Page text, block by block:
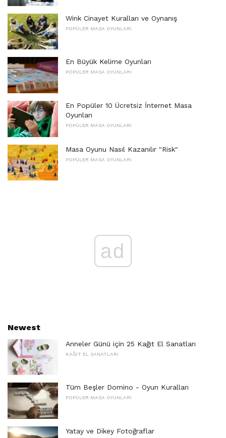
Wink Cinayet Kuralları ve Oynanış
POPÜLER MASA OYUNLARI
En Büyük Kelime Oyunları
POPÜLER MASA OYUNLARI
En Popüler 10 Ücretsiz İnternet Masa
Oyunları
POPÜLER MASA OYUNLARI
Masa Oyunu Nasıl Kazanılır "Risk"
POPÜLER MASA OYUNLARI
ad
Newest
Anneler Günü için 25 Kağıt El Sanatları
KAĞIT EL SANATLARI
Tüm Beşler Domino - Oyun Kuralları
POPÜLER MASA OYUNLARI
Yatay ve Dikey Fotoğraflar